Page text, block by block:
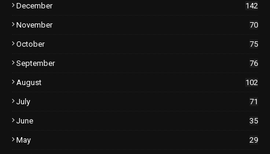
December 142
November 70
October 75
September 76
August 102
July 71
June 35
May 29